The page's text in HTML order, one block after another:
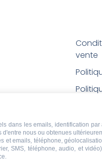
vente
Droit
dans les emails, identification
nous ou obtenues
emails, téléphone,
SMS, téléphone, audio, et